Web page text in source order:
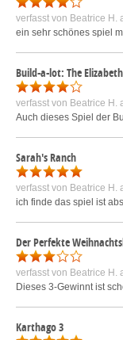
verfasst von Beatrice H.
ein sehr schönes spiel
Build-a-lot: The
verfasst von Beatrice H.
Auch dieses Spiel der
Sarah's Ranch
verfasst von Beatrice H.
ich finde das spiel ist
Der Perfekte
verfasst von Beatrice H.
Dieses 3-Gewinnt ist
Karthago 3